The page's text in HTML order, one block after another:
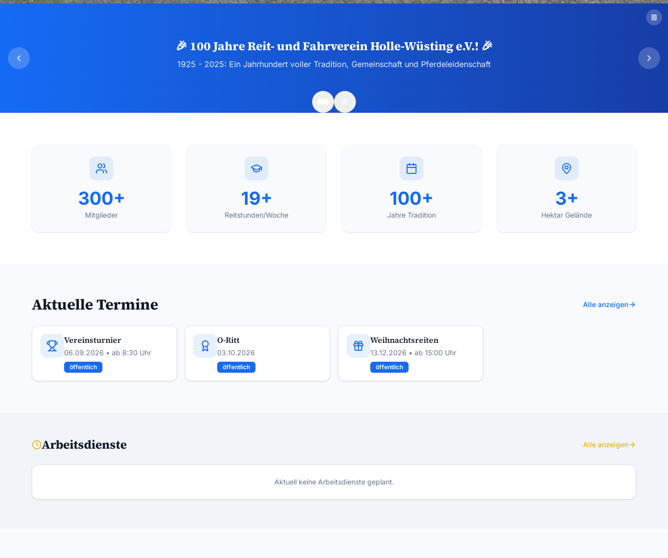
🐴Vereinturnier🐴
Am 06.09.2026 auf unserer Vereinsanlage
300+
Mitglieder
19+
Reitstunden/Woche
100+
Jahre Tradition
3+
Hektar Gelände
Aktuelle Termine Alle anzeigen
Vereinsturnier
06.09.2026 • ab 8:30 Uhr
öffentlich
O-Ritt
03.10.2026
öffentlich
Weihnachtsreiten
13.12.2026 • ab 15:00 Uhr
öffentlich
Arbeitsdienste Alle anzeigen
Aktuell keine Arbeitsdienste geplant.